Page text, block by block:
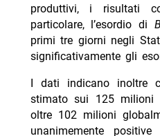
produttivi, i risultati
particolare, l’esordio di
primi tre giorni negli
significativamente gli
I dati indicano inoltre
stimato sui 125 milioni
oltre 102 milioni
unanimemente